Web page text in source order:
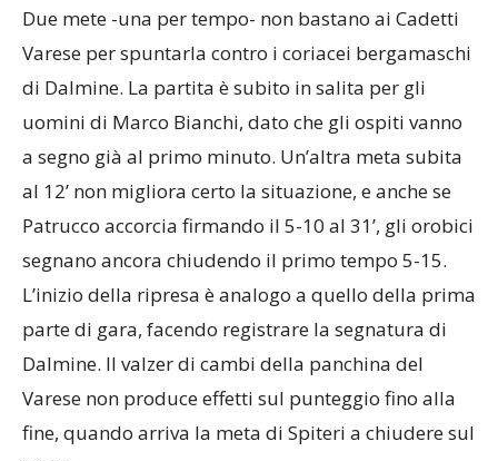
Due mete -una per tempo- non bastano ai Cadetti
Varese per spuntarla contro i coriacei bergamaschi
di Dalmine. La partita è subito in salita per gli
uomini di Marco Bianchi, dato che gli ospiti vanno
a segno già al primo minuto. Un’altra meta subita
al 12’ non migliora certo la situazione, e anche se
Patrucco accorcia firmando il 5-10 al 31’, gli orobici
segnano ancora chiudendo il primo tempo 5-15.
L’inizio della ripresa è analogo a quello della prima
parte di gara, facendo registrare la segnatura di
Dalmine. Il valzer di cambi della panchina del
Varese non produce effetti sul punteggio fino alla
fine, quando arriva la meta di Spiteri a chiudere sul